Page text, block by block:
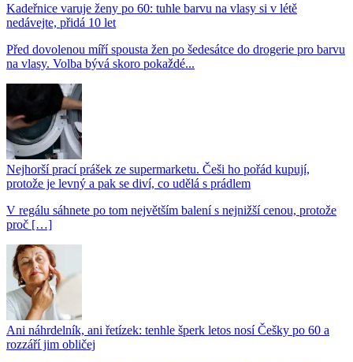
Kadeřnice varuje ženy po 60: tuhle barvu na vlasy si v létě
nedávejte, přidá 10 let
Před dovolenou míří spousta žen po šedesátce do drogerie pro barvu
na vlasy. Volba bývá skoro pokaždé...
Nejhorší prací prášek ze supermarketu. Češi ho pořád kupují,
protože je levný a pak se diví, co udělá s prádlem
V regálu sáhnete po tom největším balení s nejnižší cenou, protože
proč […]
Ani náhrdelník, ani řetízek: tenhle šperk letos nosí Češky po 60 a
rozzáří jim obličej